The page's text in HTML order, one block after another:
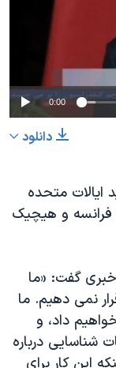
No
0:00
دانلود
ایالات متحده
فرانسه و هیچیک
گفت: «ما
نمی دهیم. ما
داد، و
شناسایی درباره